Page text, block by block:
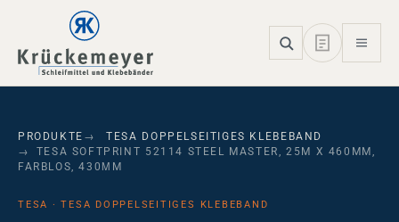
Skip to main navigation
Skip to main content
Skip to page footer
PRODUKTE
TESA DOPPELSEITIGES KLEBEBAND
TESA SOFTPRINT 52114 STEEL MASTER, 25M X 460MM,
FARBLOS, 430ΜM
TESA · TESA DOPPELSEITIGES KLEBEBAND